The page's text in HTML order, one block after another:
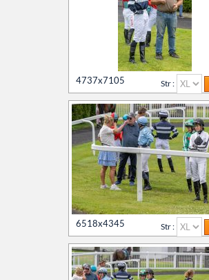
4737x7105 Str :
6518x4345 Str :